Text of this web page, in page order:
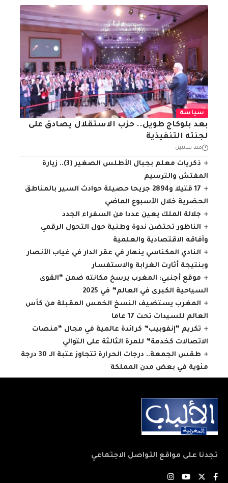
سياسة
بعد بلوكاج طويل.. حزب الاستقلال يصادق على
لجنته التنفيذية
منذ سنتين
ذكريات معلم بجبال الأطلس الصغير (3).. زيارة
المفتش والترسيم
17 قتيلا و2894 جريحا حصيلة حوادث السير بالمناطق
الحضرية ‏خلال الأسبوع الماضي
جلالة الملك يعين عددا من السفراء الجدد
الناظور تحتضن ندوة وطنية حول التحول الرقمي
وآفاقه الاقتصادية والعلمية
النادي المكناسي ينهار في عقر الدار في غياب الأنصار
وبنتيجة أثارت الغرابة والاستفسار
موقع أجنبي: المغرب يرسخ مكانته ضمن “القوى
السياحية الكبرى في العالم” في 2025
المغرب يستضيف النسخ الخمس المقبلة من كأس
العالم للسيدات تحت 17 عاما
تكريم “إنفوبيب” كرائدة عالمية في مجال “منصات
الاتصالات كخدمة” للمرة الثالثة على التوالي
طقس الجمعة.. درجات الحرارة تتجاوز عتبة الـ 30 درجة
مئوية في بعض مدن المملكة
تجدنا على مواقع التواصل الاجتماعي